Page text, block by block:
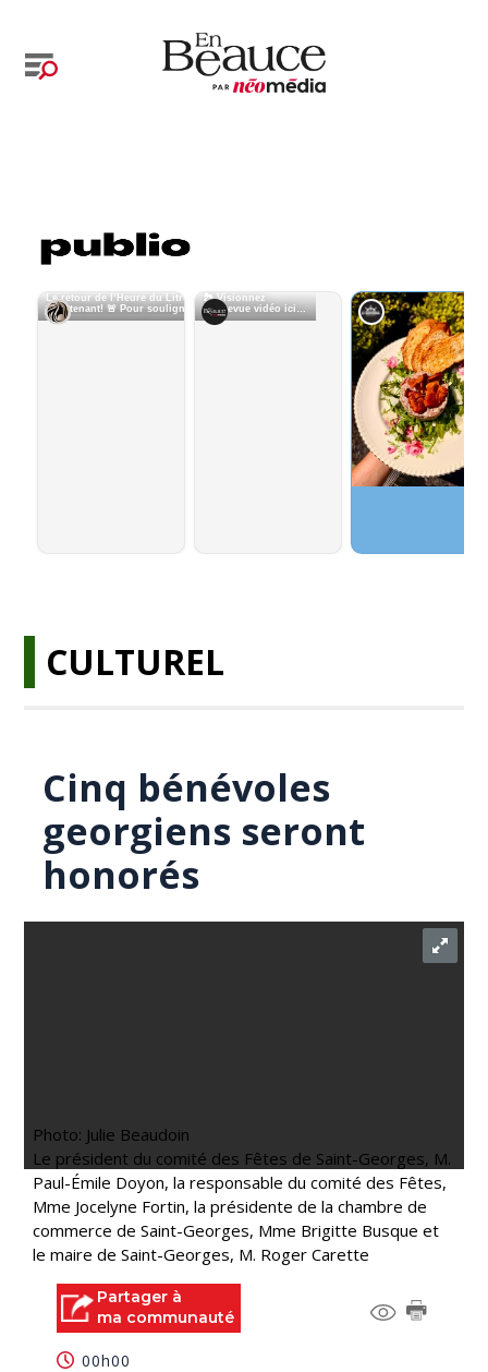
CULTUREL
Cinq bénévoles
georgiens seront
honorés
Photo: Julie Beaudoin
Le président du comité des Fêtes de Saint-Georges, M.
Paul-Émile Doyon, la responsable du comité des Fêtes,
Mme Jocelyne Fortin, la présidente de la chambre de
commerce de Saint-Georges, Mme Brigitte Busque et
le maire de Saint-Georges, M. Roger Carette
Partager à
ma communauté
00h00